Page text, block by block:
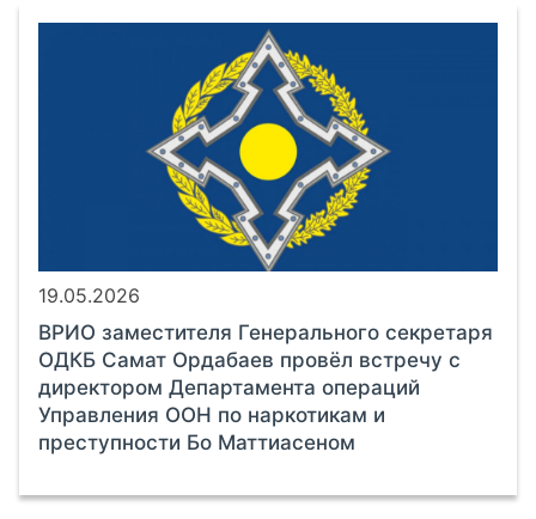
19.05.2026
ВРИО заместителя Генерального секретаря
ОДКБ Самат Ордабаев провёл встречу с
директором Департамента операций
Управления ООН по наркотикам и
преступности Бо Маттиасеном